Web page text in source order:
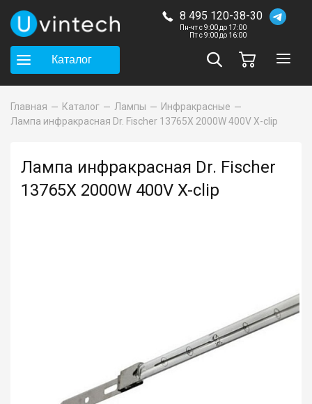
8 495 120-38-30
Пн-чт с 9:00 до 17:00
Пт с 9:00 до 16:00
Каталог
Главная Каталог Лампы
Инфракрасные
Лампа инфракрасная Dr. Fischer 13765X 2000W 400V X-clip
Лампа инфракрасная Dr. Fischer
13765X 2000W 400V X-clip